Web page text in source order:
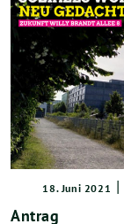
18. Juni 2021 |
Antrag